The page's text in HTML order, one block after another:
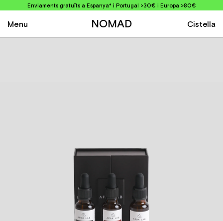
Enviaments gratuïts a Espanya* i Portugal >30€ i Europa >80€
Menu NOMAD Cistella